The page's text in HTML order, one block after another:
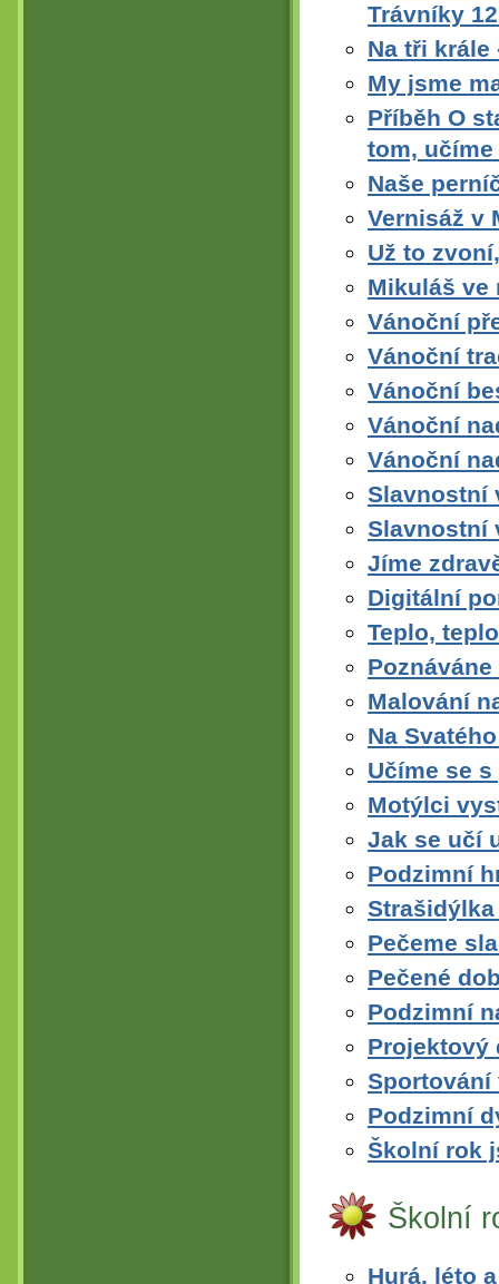
Trávníky
Na tři krále
My jsme
Příběh O
tom,
Naše
Vernisáž v
Už to
Mikuláš ve
Vánoční
Vánoční
Vánoční
Vánoční
Vánoční
Slavnostní
Slavnostní
Jíme
Digitální
Teplo,
Malování
Na
Učíme se
Motýlci
Jak se učí
Podzimní
Pečeme
Pečené
Podzimní
Projektový
Sportování
Podzimní
Školní rok
Školní
Hurá, léto